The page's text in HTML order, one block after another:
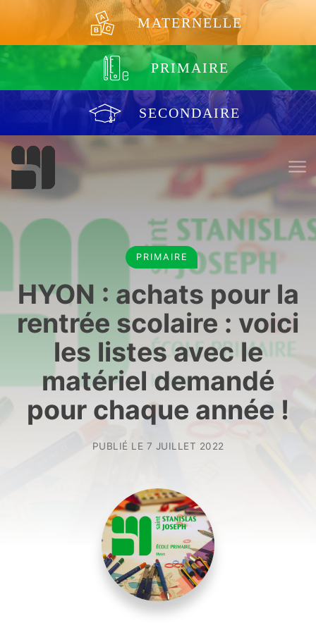
MATERNELLE
PRIMAIRE
SECONDAIRE
PRIMAIRE
HYON : achats pour la
rentrée scolaire : voici
les listes avec le
matériel demandé
pour chaque année !
PUBLIÉ LE 7 JUILLET 2022